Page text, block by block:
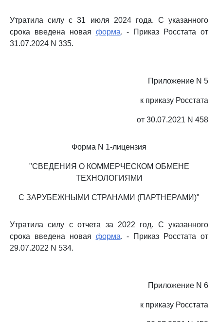
Утратила силу с 31 июля 2024 года. С указанного
срока введена новая форма. - Приказ Росстата от
31.07.2024 N 335.
Приложение N 5
к приказу Росстата
от 30.07.2021 N 458
Форма N 1-лицензия
"СВЕДЕНИЯ О КОММЕРЧЕСКОМ ОБМЕНЕ
ТЕХНОЛОГИЯМИ
С ЗАРУБЕЖНЫМИ СТРАНАМИ (ПАРТНЕРАМИ)"
Утратила силу с отчета за 2022 год. С указанного
срока введена новая форма. - Приказ Росстата от
29.07.2022 N 534.
Приложение N 6
к приказу Росстата